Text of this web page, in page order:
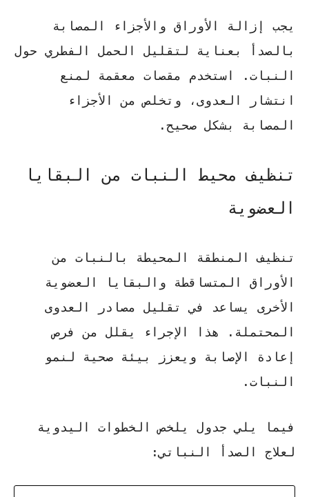
يجب إزالة الأوراق والأجزاء المصابة
بالصدأ بعناية لتقليل الحمل الفطري حول
النبات. استخدم مقصات معقمة لمنع
انتشار العدوى، وتخلص من الأجزاء
المصابة بشكل صحيح.
تنظيف محيط النبات من البقايا
العضوية
تنظيف المنطقة المحيطة بالنبات من
الأوراق المتساقطة والبقايا العضوية
الأخرى يساعد في تقليل مصادر العدوى
المحتملة. هذا الإجراء يقلل من فرص
إعادة الإصابة ويعزز بيئة صحية لنمو
النبات.
فيما يلي جدول يلخص الخطوات اليدوية
لعلاج الصدأ النباتي: